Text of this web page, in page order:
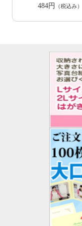
484円
（税込み）